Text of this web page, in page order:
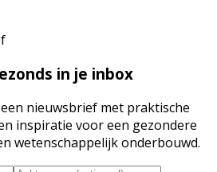
in je inbox
nieuwsbrief met praktische
inspiratie voor een gezondere
wetenschappelijk onderbouwd.